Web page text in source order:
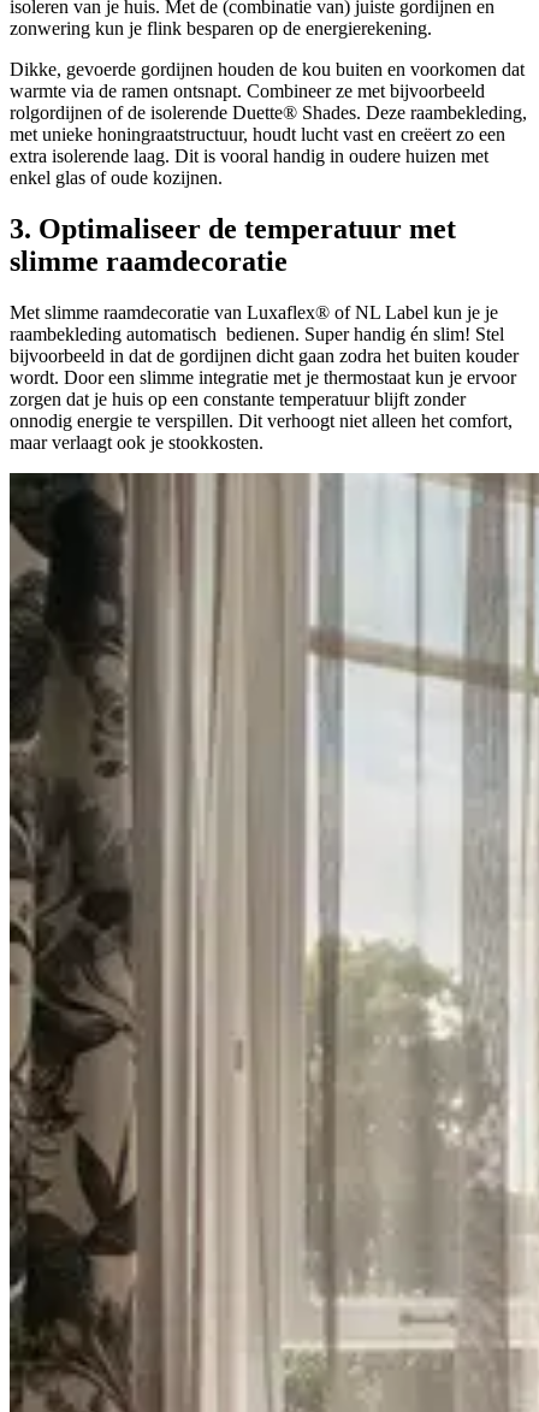
isoleren van je huis. Met de (combinatie van) juiste gordijnen en
zonwering kun je flink besparen op de energierekening.
Dikke, gevoerde gordijnen houden de kou buiten en voorkomen dat
warmte via de ramen ontsnapt. Combineer ze met bijvoorbeeld
rolgordijnen of de isolerende Duette® Shades. Deze raambekleding,
met unieke honingraatstructuur, houdt lucht vast en creëert zo een
extra isolerende laag. Dit is vooral handig in oudere huizen met
enkel glas of oude kozijnen.
3. Optimaliseer de temperatuur met
slimme raamdecoratie
Met slimme raamdecoratie van Luxaflex® of NL Label kun je je
raambekleding automatisch bedienen. Super handig én slim! Stel
bijvoorbeeld in dat de gordijnen dicht gaan zodra het buiten kouder
wordt. Door een slimme integratie met je thermostaat kun je ervoor
zorgen dat je huis op een constante temperatuur blijft zonder
onnodig energie te verspillen. Dit verhoogt niet alleen het comfort,
maar verlaagt ook je stookkosten.